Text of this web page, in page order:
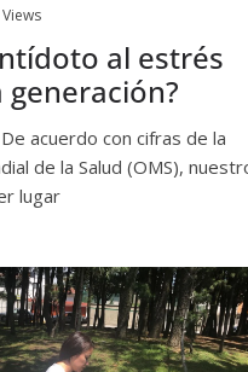
al estrés
acuerdo con cifras de la
de la Salud (OMS),
lugar